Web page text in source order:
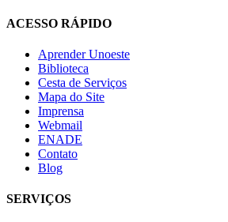
ACESSO RÁPIDO
Aprender Unoeste
Biblioteca
Cesta de Serviços
Mapa do Site
Imprensa
Webmail
ENADE
Contato
Blog
SERVIÇOS